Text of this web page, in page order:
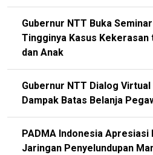
Gubernur NTT Buka
Tingginya Kasus
dan Anak
Gubernur NTT Dialog Virtual
Dampak Batas Belanja
PADMA Indonesia
Jaringan Penyelundupan